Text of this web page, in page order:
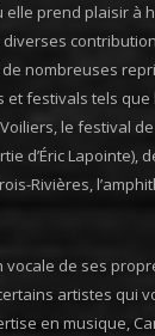
elle prend plaisir à
diverses
nombreuses
et festivals tels que
le festival
d’Éric Lapointe),
Rivières,
vocale de ses
artistes qui
en musique,